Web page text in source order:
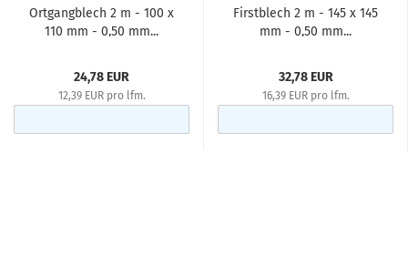
Ortgangblech 2 m - 100 x
110 mm - 0,50 mm...
24,78 EUR
12,39 EUR pro lfm.
Firstblech 2 m - 145 x 145
mm - 0,50 mm...
32,78 EUR
16,39 EUR pro lfm.